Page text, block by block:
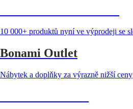
10 000+ produktů nyní ve výprodeji se
Bonami Outlet
Nábytek a doplňky za výrazně nižší ceny